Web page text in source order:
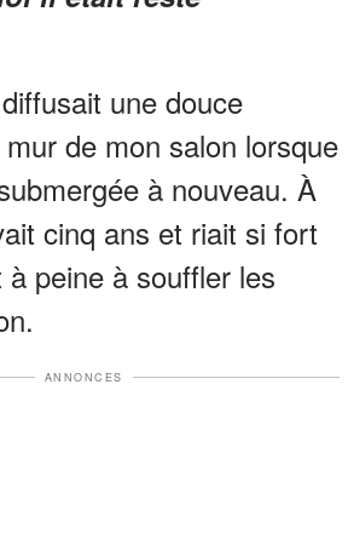
une douce
de mon salon lorsque
à nouveau. À
cinq ans et riait si fort
à peine à souffler les
ANNONCES